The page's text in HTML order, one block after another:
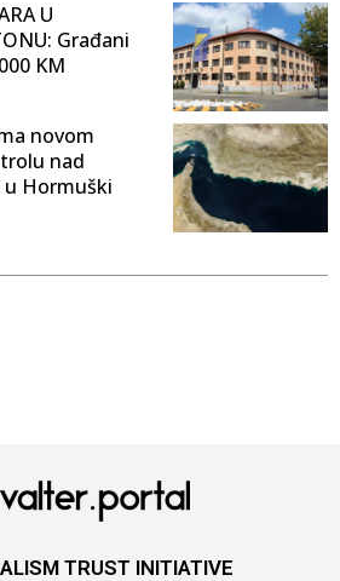
U
Građani
KM
novom
nad
Hormuški
TRUST INITIATIVE